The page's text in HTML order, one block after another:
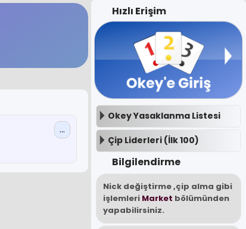
...
Hızlı Erişim
Okey Yasaklanma Listesi
Çip Liderleri (İlk 100)
Bilgilendirme
Nick değiştirme ,çip alma gibi
işlemleri Market bölümünden
yapabilirsiniz.